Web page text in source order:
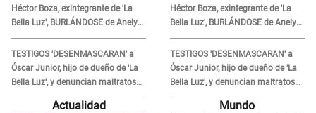
Héctor Boza, exintegrante de 'La
Bella Luz', BURLÁNDOSE de Anely
Dávila tras acusarlo de maltrato:
"Grábame..."
TESTIGOS 'DESENMASCARAN' a
Óscar Junior, hijo de dueño de 'La
Bella Luz', y denuncian maltratos
en la orquesta: "Los humilla..."
Héctor Boza, exintegrante de 'La
Bella Luz', BURLÁNDOSE de Anely
Dávila tras acusarlo de maltrato:
"Grábame..."
TESTIGOS 'DESENMASCARAN' a
Óscar Junior, hijo de dueño de 'La
Bella Luz', y denuncian maltratos
en la orquesta: "Los humilla..."
Actualidad Mundo